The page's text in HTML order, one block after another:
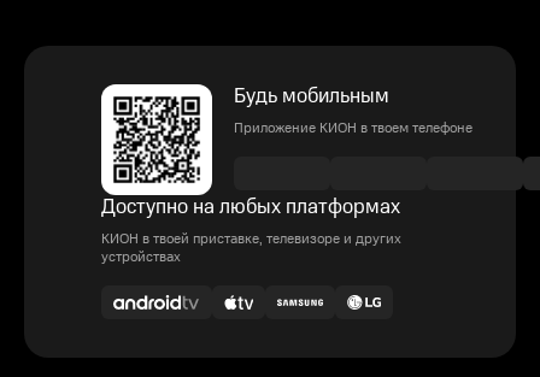
Будь мобильным
Приложение КИОН в твоем телефоне
Доступно на любых платформах
КИОН в твоей приставке, телевизоре и других
устройствах